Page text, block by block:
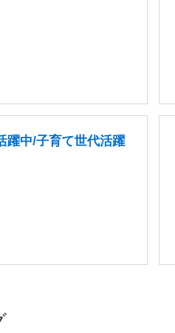
躍中/子育て世代活躍